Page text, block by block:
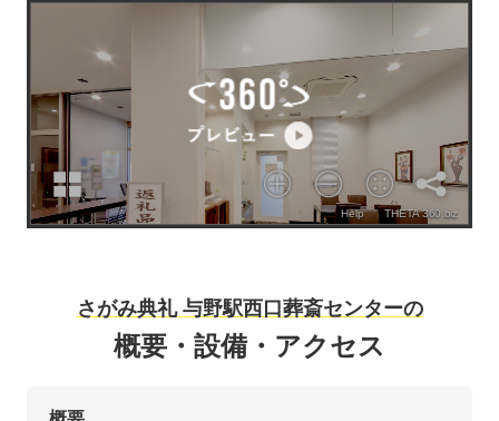
さがみ典礼 与野駅西口葬斎センターの
概要・設備・アクセス